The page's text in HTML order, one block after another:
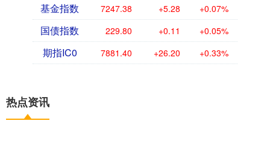
基金指数 7247.38 +5.28 +0.07%
国债指数 229.80 +0.11 +0.05%
期指IC0 7881.40 +26.20 +0.33%
热点资讯